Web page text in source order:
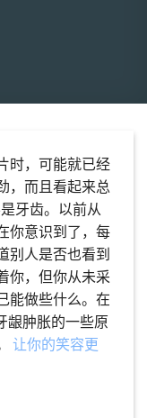
时，可能就已经
，而且看起来总
牙齿。以前从
你意识到了，每
别人是否也看到
你，但你从未采
能做些什么。在
龈肿胀的一些原
让你的笑容更